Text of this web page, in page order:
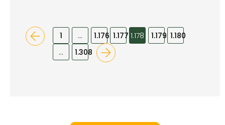
1 … 1.176 1.177 1.178 1.179 1.180
…
1.308